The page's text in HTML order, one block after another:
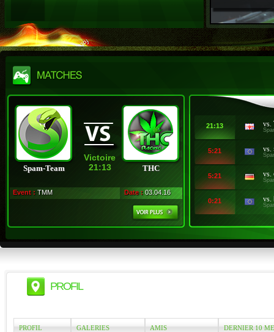
Spam-Team
Victoire
21:13
THC
Event : TMM Date : 03.04.16
21:13 vs.
5:21 vs.
5:21 vs.
0:21 vs.
PROFIL
PROFIL GALERIES AMIS DERNIER 10